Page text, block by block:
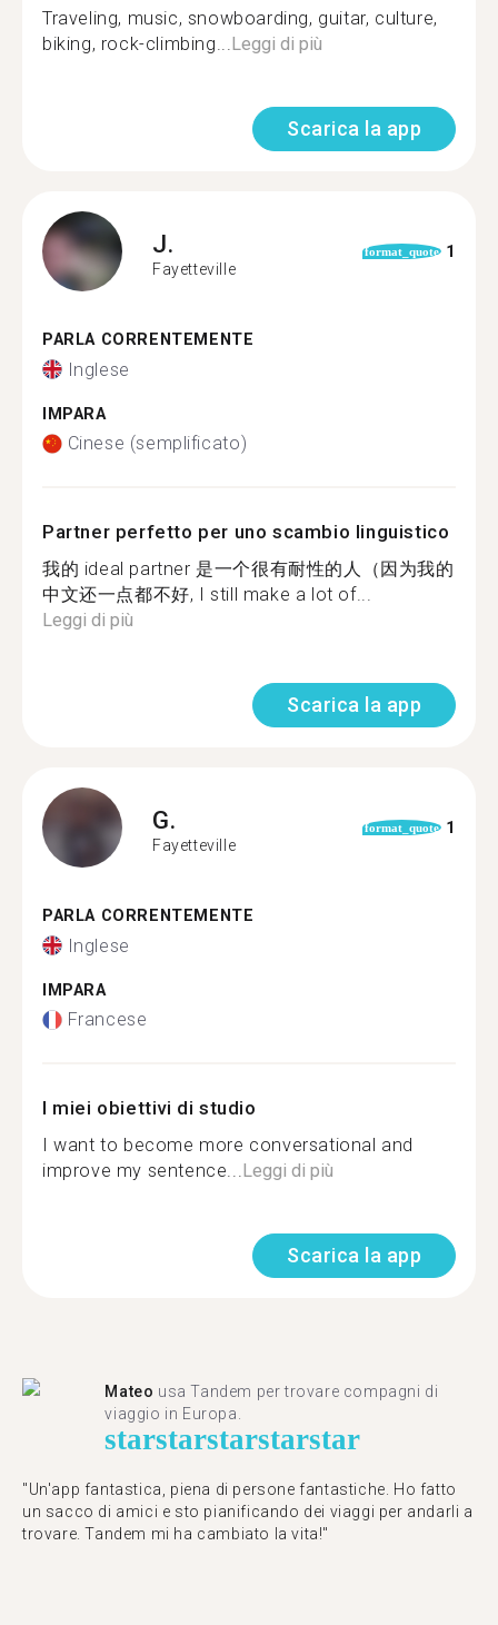
Traveling, music, snowboarding, guitar, culture,
biking, rock-climbing...Leggi di più
Scarica la app
J.
Fayetteville
format_quote 1
PARLA CORRENTEMENTE
Inglese
IMPARA
Cinese (semplificato)
Partner perfetto per uno scambio linguistico
我的 ideal partner 是一个很有耐性的人（因为我的
中文还一点都不好, I still make a lot of...
Leggi di più
Scarica la app
G.
Fayetteville
format_quote 1
PARLA CORRENTEMENTE
Inglese
IMPARA
Francese
I miei obiettivi di studio
I want to become more conversational and
improve my sentence...Leggi di più
Scarica la app
Mateo usa Tandem per trovare compagni di
viaggio in Europa.
starstarstarstarstar
"Un'app fantastica, piena di persone fantastiche. Ho fatto
un sacco di amici e sto pianificando dei viaggi per andarli a
trovare. Tandem mi ha cambiato la vita!"